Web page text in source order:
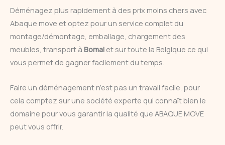
Déménagez plus rapidement à des prix moins chers avec
Abaque move et optez pour un service complet du
montage/démontage, emballage, chargement des
meubles, transport à Bomal et sur toute la Belgique ce qui
vous permet de gagner facilement du temps.
Faire un déménagement n’est pas un travail facile, pour
cela comptez sur une société experte qui connaît bien le
domaine pour vous garantir la qualité que ABAQUE MOVE
peut vous offrir.